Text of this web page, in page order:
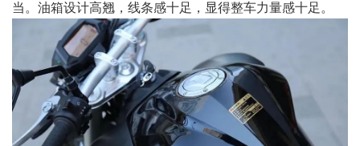
当。油箱设计高翘，线条感十足，显得整车力量感十足。